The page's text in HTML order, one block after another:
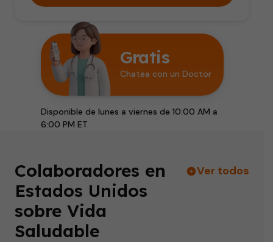
Gratis
Chatea con un Doctor
Disponible de lunes a viernes de 10:00 AM a
6:00 PM ET.
Colaboradores en
Estados Unidos
sobre Vida
Saludable
Ver todos